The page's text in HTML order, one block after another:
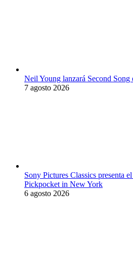
Neil Young lanzará Second Song
7 agosto 2026
Sony Pictures Classics presenta
Pickpocket in New York
6 agosto 2026